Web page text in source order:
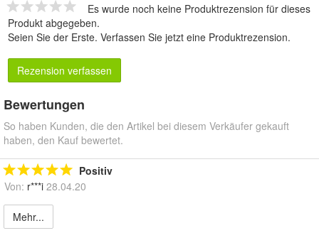
Es wurde noch keine Produktrezension für dieses
Produkt abgegeben.
Seien Sie der Erste. Verfassen Sie jetzt eine Produktrezension.
Rezension verfassen
Bewertungen
So haben Kunden, die den Artikel bei diesem Verkäufer gekauft
haben, den Kauf bewertet.
Positiv
Von: r***i 28.04.20
Mehr...